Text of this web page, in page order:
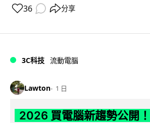
36 分享
3C科技 流動電腦
Lawton 1 日
2026 買電腦新趨勢公開